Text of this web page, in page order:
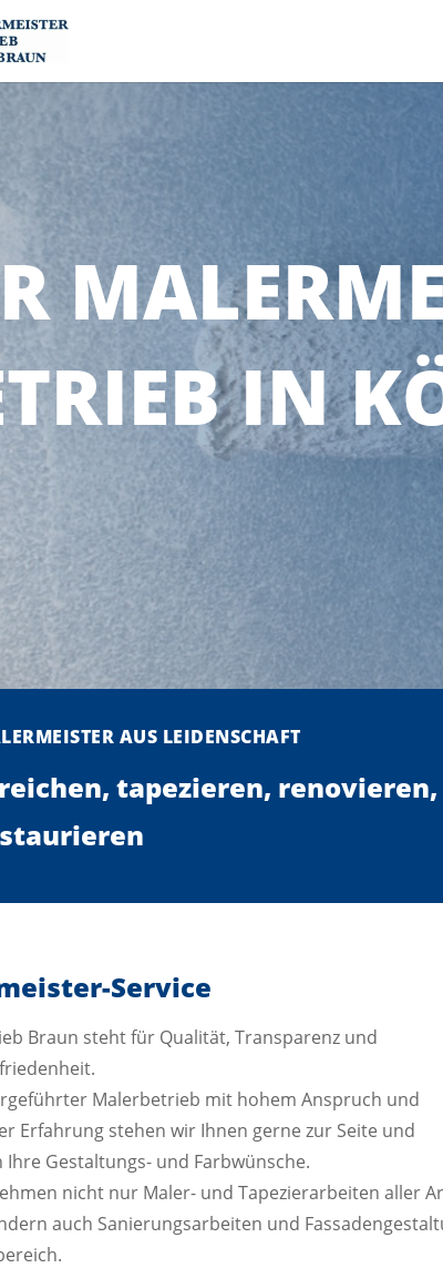
IN
AUS LEIDENSCHAFT
tapezieren,
Service
Braun steht für Qualität, Transparenz und
Malerbetrieb mit hohem Anspruch und
Erfahrung stehen wir Ihnen gerne zur Seite und
Ihre Gestaltungs- und Farbwünsche.
nicht nur Maler- und Tapezierarbeiten aller
auch Sanierungsarbeiten und